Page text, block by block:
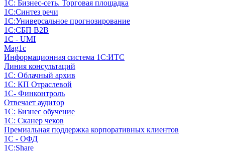
1С: Бизнес-сеть. Торговая площадка
1С:Синтез речи
1С:Универсальное прогнозирование
1С:СБП B2B
1C - UMI
Mag1c
Информационная система 1С:ИТС
Линия консультаций
1С: Облачный архив
1С: КП Отраслевой
1С- Финконтроль
Отвечает аудитор
1С: Бизнес обучение
1С: Сканер чеков
Премиальная поддержка корпоративных клиентов
1С - ОФД
1С:Share